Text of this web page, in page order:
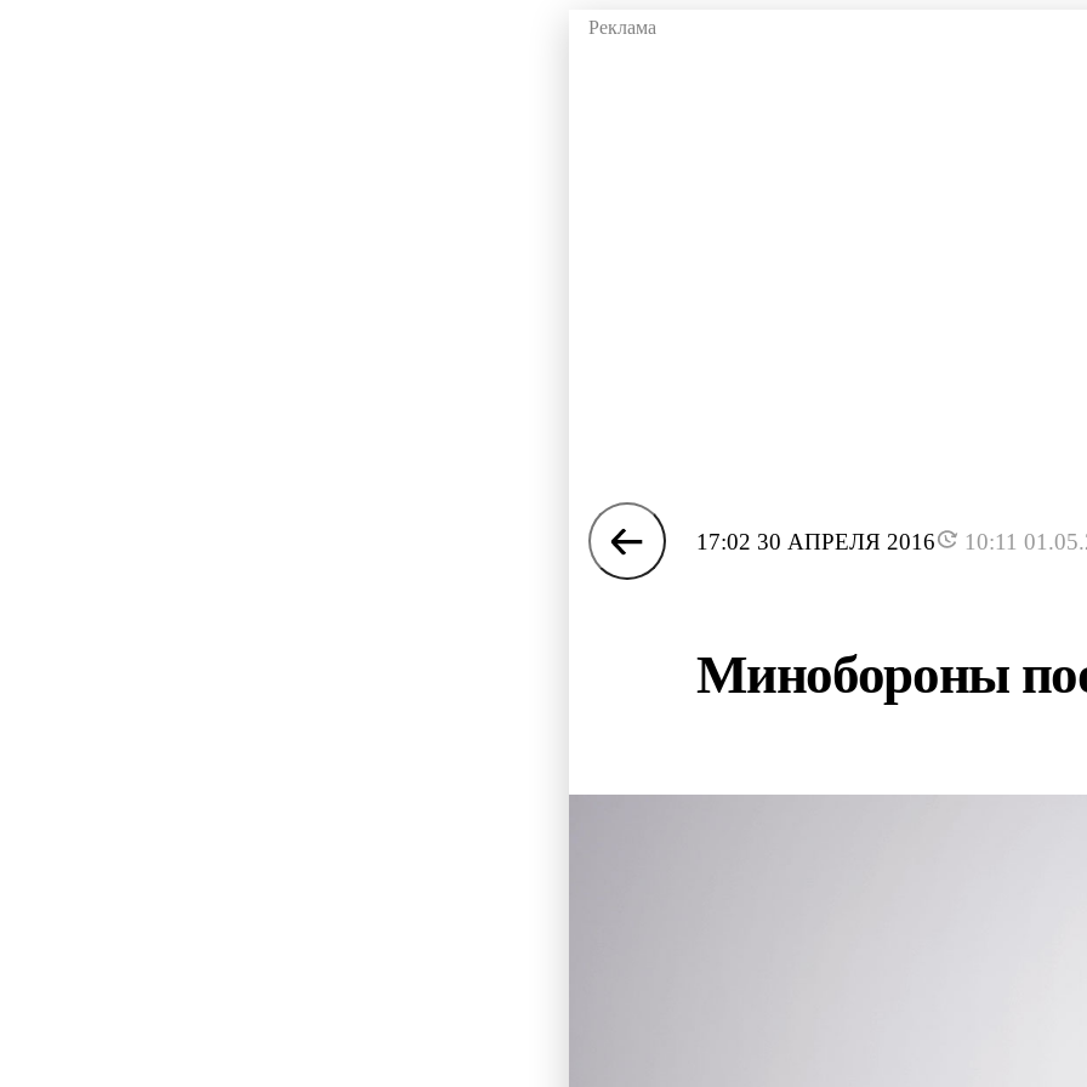
17:02 30 АПРЕЛЯ 2016 10:11
Минобороны